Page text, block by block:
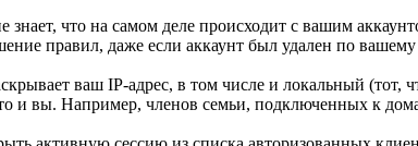
знает, что на самом деле происходит с вашим
правил, даже если аккаунт был удален по вашему
ваш IP-адрес, в том числе и локальный (тот,
и вы. Например, членов семьи, подключенных к